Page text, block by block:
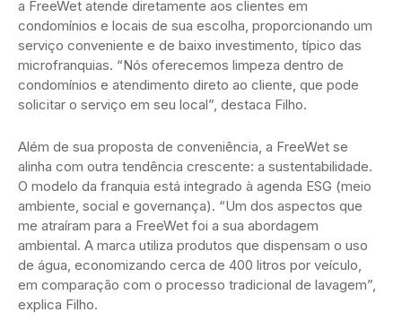
a FreeWet atende diretamente aos clientes em
condomínios e locais de sua escolha, proporcionando um
serviço conveniente e de baixo investimento, típico das
microfranquias. “Nós oferecemos limpeza dentro de
condomínios e atendimento direto ao cliente, que pode
solicitar o serviço em seu local”, destaca Filho.
Além de sua proposta de conveniência, a FreeWet se
alinha com outra tendência crescente: a sustentabilidade.
O modelo da franquia está integrado à agenda ESG (meio
ambiente, social e governança). “Um dos aspectos que
me atraíram para a FreeWet foi a sua abordagem
ambiental. A marca utiliza produtos que dispensam o uso
de água, economizando cerca de 400 litros por veículo,
em comparação com o processo tradicional de lavagem”,
explica Filho.